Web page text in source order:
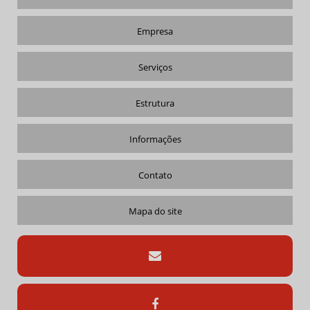
LOCAÇÃO CONTAINER ALOJAMENTO
LOCAÇÃO DE CAMINHÃO MUNCK
LOCAÇÃO DE CAMINHÃO MUNCK COM CESTO
LOCAÇÃO DE CAMINHÃO MUNCK SP
LOCAÇÃO DE CONTAINER PARA OBRAS
LOCAÇÃO DE CONTAINER PREÇO
LOCAÇÃO DE CONTAINER VALOR
LOCAÇÃO DE MUNCK AMERICANA
LOCAÇÃO DE MUNCK VALOR
Empresa
Serviços
Estrutura
Informações
Contato
Mapa do site